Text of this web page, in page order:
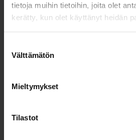
tietoja muihin tietoihin, joita olet
kerätty, kun olet käyttänyt heidän
valinta
Välttämätön
Mieltymykset
Tilastot
Sähköposti